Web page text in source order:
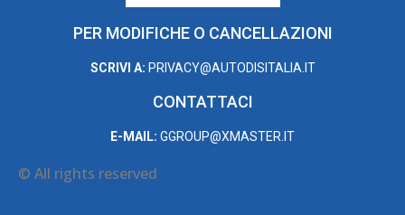
PER MODIFICHE O CANCELLAZIONI
SCRIVI A: PRIVACY@AUTODISITALIA.IT
CONTATTACI
E-MAIL: GGROUP@XMASTER.IT
© All rights reserved